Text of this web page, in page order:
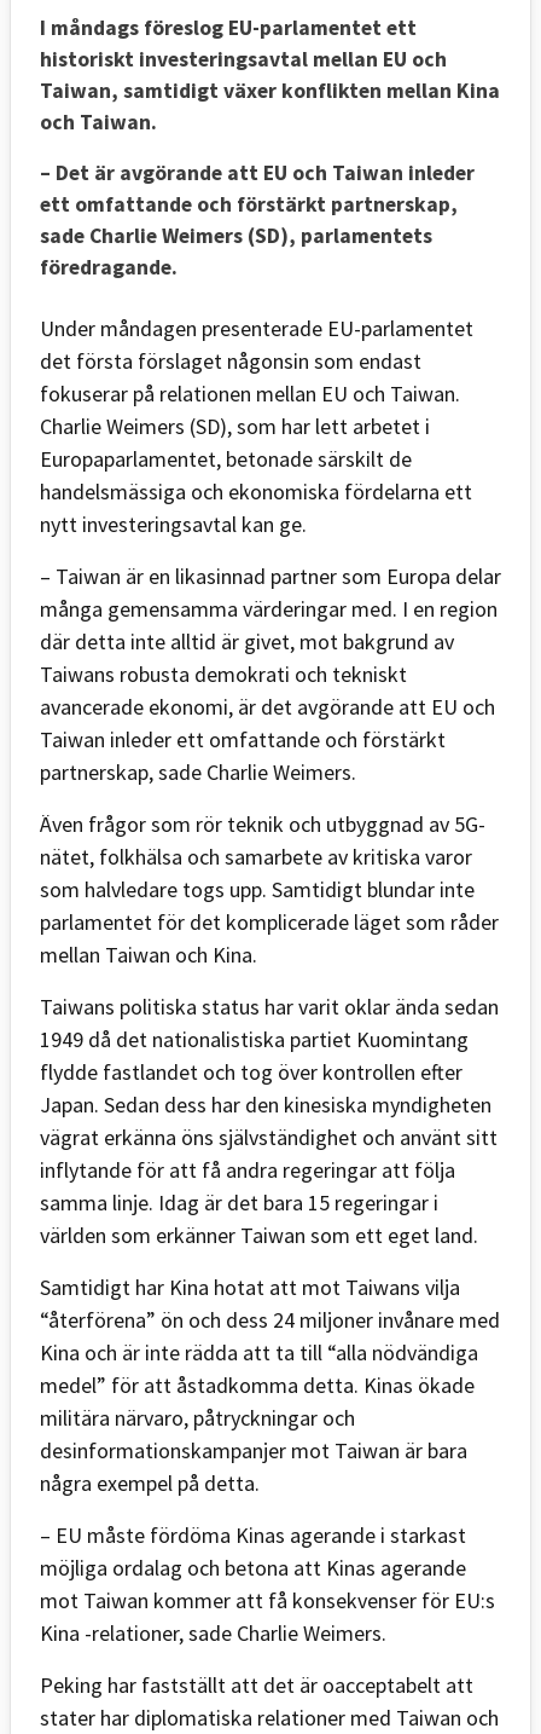
I måndags föreslog EU-parlamentet ett
historiskt investeringsavtal mellan EU och
Taiwan, samtidigt växer konflikten mellan Kina
och Taiwan.
– Det är avgörande att EU och Taiwan inleder
ett omfattande och förstärkt partnerskap,
sade Charlie Weimers (SD), parlamentets
föredragande.
Under måndagen presenterade EU-parlamentet
det första förslaget någonsin som endast
fokuserar på relationen mellan EU och Taiwan.
Charlie Weimers (SD), som har lett arbetet i
Europaparlamentet, betonade särskilt de
handelsmässiga och ekonomiska fördelarna ett
nytt investeringsavtal kan ge.
– Taiwan är en likasinnad partner som Europa delar
många gemensamma värderingar med. I en region
där detta inte alltid är givet, mot bakgrund av
Taiwans robusta demokrati och tekniskt
avancerade ekonomi, är det avgörande att EU och
Taiwan inleder ett omfattande och förstärkt
partnerskap, sade Charlie Weimers.
Även frågor som rör teknik och utbyggnad av 5G-
nätet, folkhälsa och samarbete av kritiska varor
som halvledare togs upp. Samtidigt blundar inte
parlamentet för det komplicerade läget som råder
mellan Taiwan och Kina.
Taiwans politiska status har varit oklar ända sedan
1949 då det nationalistiska partiet Kuomintang
flydde fastlandet och tog över kontrollen efter
Japan. Sedan dess har den kinesiska myndigheten
vägrat erkänna öns självständighet och använt sitt
inflytande för att få andra regeringar att följa
samma linje. Idag är det bara 15 regeringar i
världen som erkänner Taiwan som ett eget land.
Samtidigt har Kina hotat att mot Taiwans vilja
“återförena” ön och dess 24 miljoner invånare med
Kina och är inte rädda att ta till “alla nödvändiga
medel” för att åstadkomma detta. Kinas ökade
militära närvaro, påtryckningar och
desinformationskampanjer mot Taiwan är bara
några exempel på detta.
– EU måste fördöma Kinas agerande i starkast
möjliga ordalag och betona att Kinas agerande
mot Taiwan kommer att få konsekvenser för EU:s
Kina -relationer, sade Charlie Weimers.
Peking har fastställt att det är oacceptabelt att
stater har diplomatiska relationer med Taiwan och